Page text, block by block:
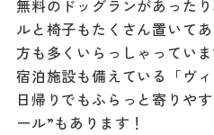
無料のドッグランがあった
ルと椅子もたくさん置いて
方も多くいらっしゃっていま
宿泊施設も備えている「ヴ
日帰りでもふらっと寄りや
ール”もあります！